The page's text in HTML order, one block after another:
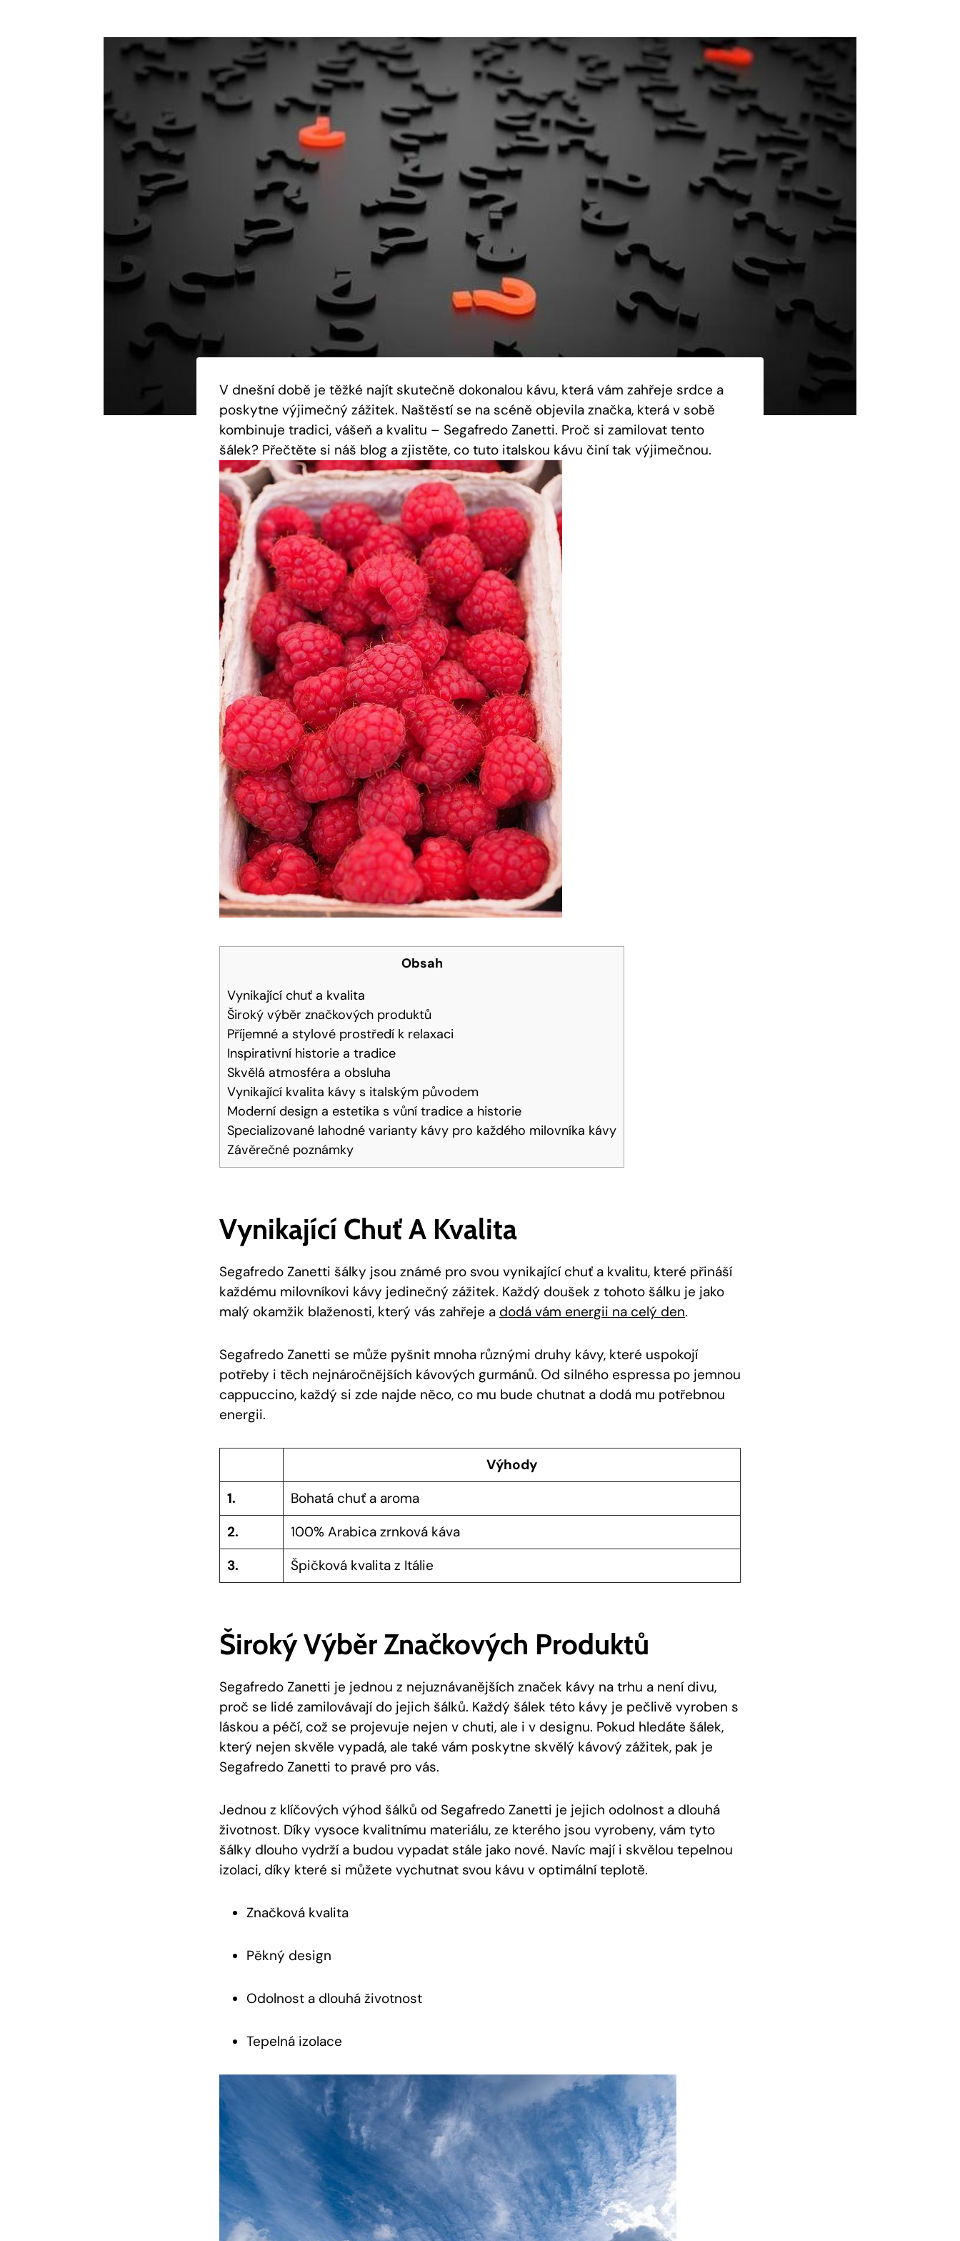
V dnešní době je těžké najít skutečně dokonalou kávu, která vám zahřeje srdce a
poskytne výjimečný zážitek. Naštěstí se na scéně objevila značka, která v sobě
kombinuje tradici, vášeň a kvalitu – Segafredo Zanetti. Proč si zamilovat tento
šálek? Přečtěte si náš blog a zjistěte, co tuto italskou kávu činí tak výjimečnou.
Obsah
Vynikající chuť a kvalita
Široký výběr značkových produktů
Příjemné a stylové prostředí k relaxaci
Inspirativní historie a tradice
Skvělá atmosféra a obsluha
Vynikající kvalita kávy s italským původem
Moderní design a estetika s vůní tradice a historie
Specializované lahodné varianty kávy pro každého milovníka kávy
Závěrečné poznámky
Vynikající Chuť A Kvalita
Segafredo Zanetti šálky jsou známé pro svou vynikající chuť a kvalitu, které přináší
každému milovníkovi kávy jedinečný zážitek. Každý doušek z tohoto šálku je jako
malý okamžik blaženosti, který vás zahřeje a dodá vám energii na celý den.
Segafredo Zanetti se může pyšnit mnoha různými druhy kávy, které uspokojí
potřeby i těch nejnáročnějších kávových gurmánů. Od silného espressa po jemnou
cappuccino, každý si zde najde něco, co mu bude chutnat a dodá mu potřebnou
energii.
Výhody
1.
Bohatá chuť a aroma
2.
100% Arabica zrnková káva
3.
Špičková kvalita z Itálie
Široký Výběr Značkových Produktů
Segafredo Zanetti je jednou z nejuznávanějších značek kávy na trhu a není divu,
proč se lidé zamilovávají do jejich šálků. Každý šálek této kávy je pečlivě vyroben s
láskou a péčí, což se projevuje nejen v chuti, ale i v designu. Pokud hledáte šálek,
který nejen skvěle vypadá, ale také vám poskytne skvělý kávový zážitek, pak je
Segafredo Zanetti to pravé pro vás.
Jednou z klíčových výhod šálků od Segafredo Zanetti je jejich odolnost a dlouhá
životnost. Díky vysoce kvalitnímu materiálu, ze kterého jsou vyrobeny, vám tyto
šálky dlouho vydrží a budou vypadat stále jako nové. Navíc mají i skvělou tepelnou
izolaci, díky které si můžete vychutnat svou kávu v optimální teplotě.
Značková kvalita
Pěkný design
Odolnost a dlouhá životnost
Tepelná izolace